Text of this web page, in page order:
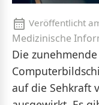
Veröffentlicht
Medizinische
Die
auf die Sehkraft